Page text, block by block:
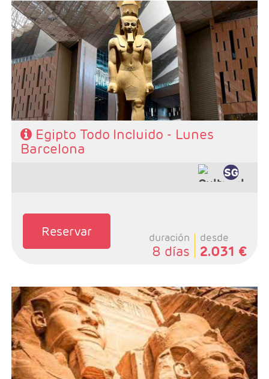
- Salidas: Lunes desde Barcelona
- Ruta: 4 noches crucero y 3 Cairo
- Categoría hotelera: STANDAR - PRIMERA - SUPERIOR
Y PREMIUM
- Régimen: PC en crucero y PC en Cairo
- Incluidas todas las visitas
Egipto Todo Incluido - Lunes
Barcelona
Reservar duración
8 días
desde
2.031 €
- Salidas: Lunes desde Madrid
- Ruta: 4 noches crucero y 3 Cairo
- Categoría hotelera: STANDAR - PRIMERA - SUPERIOR
Y PREMIUM
- Régimen: PC en crucero y PC en Cairo
- Incluidas todas las visitas